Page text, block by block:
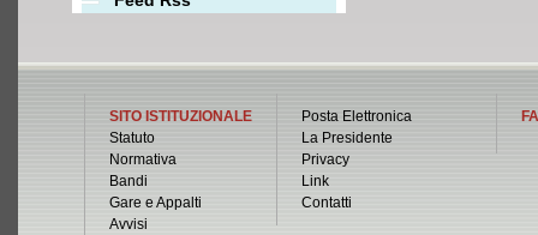
SITO ISTITUZIONALE
Statuto
Normativa
Bandi
Gare e Appalti
Avvisi
Posta Elettronica
La Presidente
Privacy
Link
Contatti